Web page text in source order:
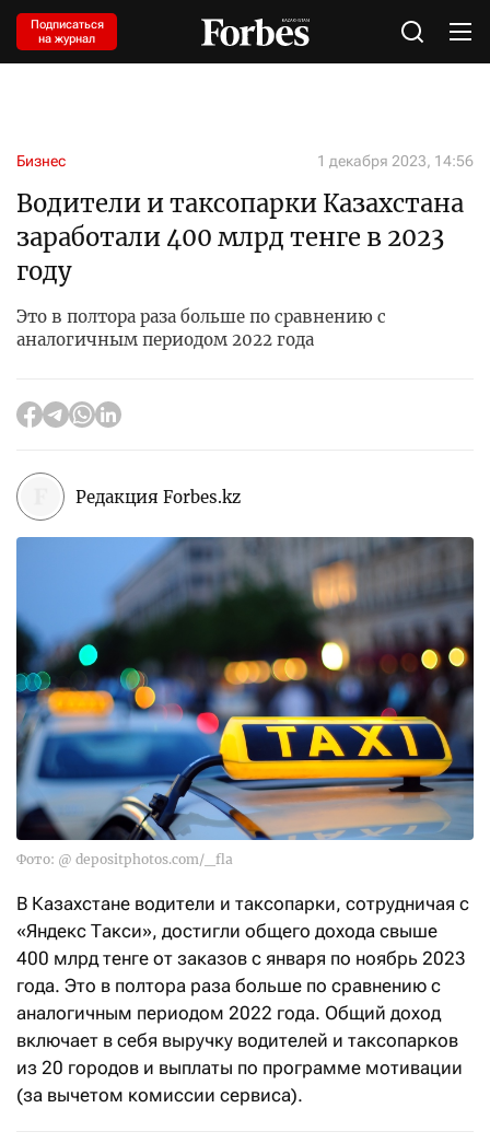
Подписаться
на журнал
Бизнес 1 декабря 2023, 14:56
Водители и таксопарки Казахстана
заработали 400 млрд тенге в 2023
году
Это в полтора раза больше по сравнению с
аналогичным периодом 2022 года
Редакция Forbes.kz
Фото: @ depositphotos.com/_fla
В Казахстане водители и таксопарки, сотрудничая с
«Яндекс Такси», достигли общего дохода свыше
400 млрд тенге от заказов с января по ноябрь 2023
года. Это в полтора раза больше по сравнению с
аналогичным периодом 2022 года. Общий доход
включает в себя выручку водителей и таксопарков
из 20 городов и выплаты по программе мотивации
(за вычетом комиссии сервиса).